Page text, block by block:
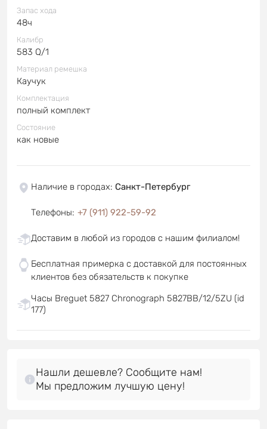
Запас хода
48ч
Калибр
583 Q/1
Материал ремешка
Каучук
Комплектация
полный комплект
Состояние
как новые
Наличие в городах: Санкт-Петербург
Телефоны: +7 (911) 922-59-92
Доставим в любой из городов с нашим филиалом!
Бесплатная примерка с доставкой для постоянных
клиентов без обязательств к покупке
Часы Breguet 5827 Chronograph 5827BB/12/5ZU (id
177)
Нашли дешевле? Сообщите нам!
Мы предложим лучшую цену!